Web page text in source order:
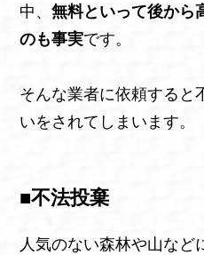
中、無料といって後から
のも事実です。
そんな業者に依頼すると
いをされてしまいます。
■不法投棄
人気のない森林や山など